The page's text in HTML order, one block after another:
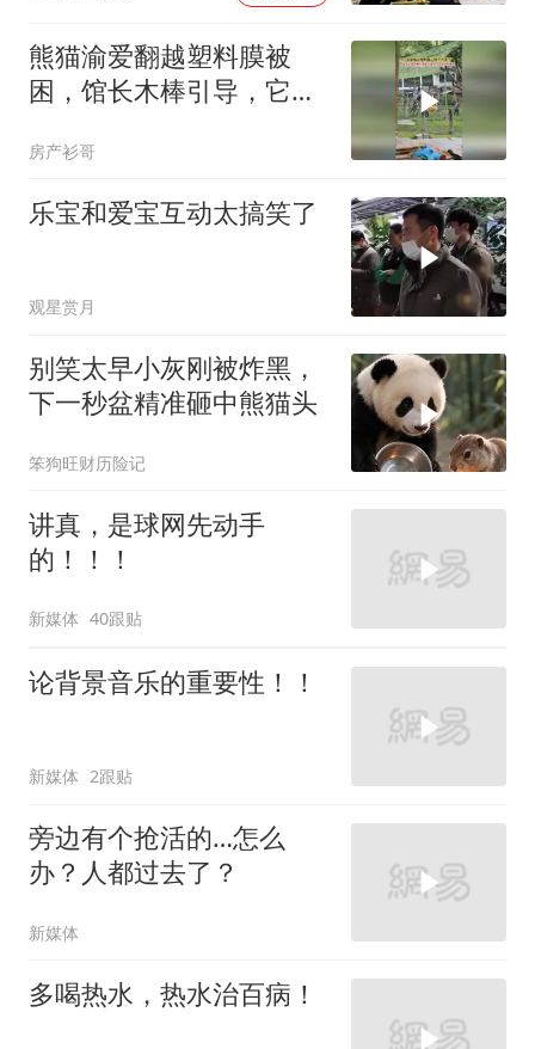
熊猫渝爱翻越塑料膜被
困，馆长木棒引导，它还
房产衫哥
乐宝和爱宝互动太搞笑了
观星赏月
别笑太早小灰刚被炸黑，
下一秒盆精准砸中熊猫头
笨狗旺财历险记
讲真，是球网先动手
的！！！
新媒体 40跟贴
论背景音乐的重要性！！
新媒体 2跟贴
旁边有个抢活的…怎么
办？人都过去了？
新媒体
多喝热水，热水治百病！